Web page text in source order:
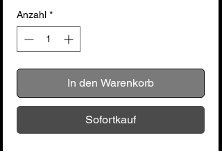
Anzahl *
In den Warenkorb
Sofortkauf